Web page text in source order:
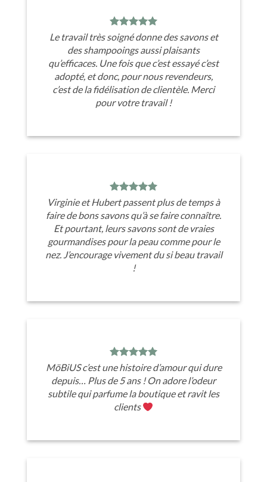
Le travail très soigné donne des savons et
des shampooings aussi plaisants
qu’efficaces. Une fois que c’est essayé c’est
adopté, et donc, pour nous revendeurs,
c’est de la fidélisation de clientèle. Merci
pour votre travail !
Virginie et Hubert passent plus de temps à
faire de bons savons qu’à se faire connaître.
Et pourtant, leurs savons sont de vraies
gourmandises pour la peau comme pour le
nez. J’encourage vivement du si beau travail
!
MöBiUS c’est une histoire d’amour qui dure
depuis… Plus de 5 ans ! On adore l’odeur
subtile qui parfume la boutique et ravit les
clients